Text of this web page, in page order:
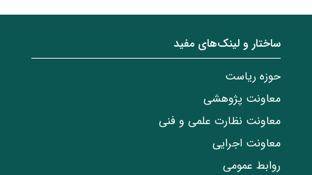
ساختار‌‌ و‌‌ لینک‌های مفید
حوزه ریاست
معاونت پژوهشی
معاونت نظارت علمی و فنی
معاونت اجرایی
روابط عمومی